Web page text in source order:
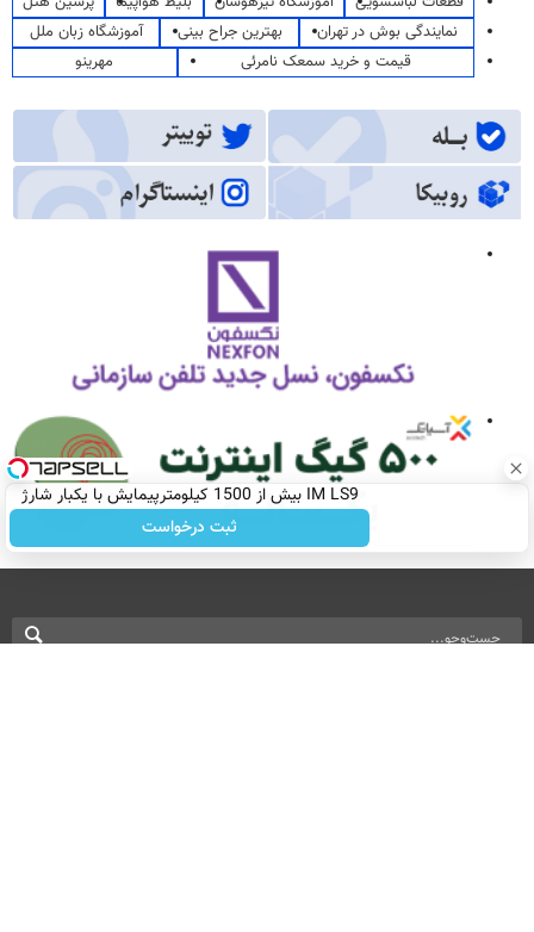
نمایندگی بوش در تهران
بهترین جراح بینی
آموزشگاه زبان ملل
قیمت و خرید سمعک نامرئی
مهرینو
IM LS9 بیش از 1500 کیلومترپیمایش با یکبار شارژ
ثبت درخواست